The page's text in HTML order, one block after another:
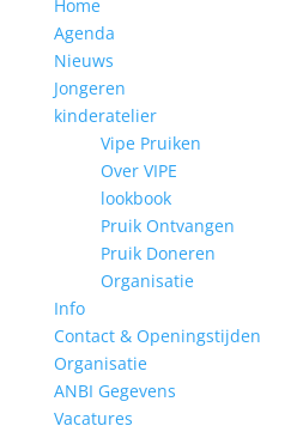
Home
Agenda
Nieuws
Jongeren
kinderatelier
Vipe Pruiken
Over VIPE
lookbook
Pruik Ontvangen
Pruik Doneren
Organisatie
Info
Contact & Openingstijden
Organisatie
ANBI Gegevens
Vacatures